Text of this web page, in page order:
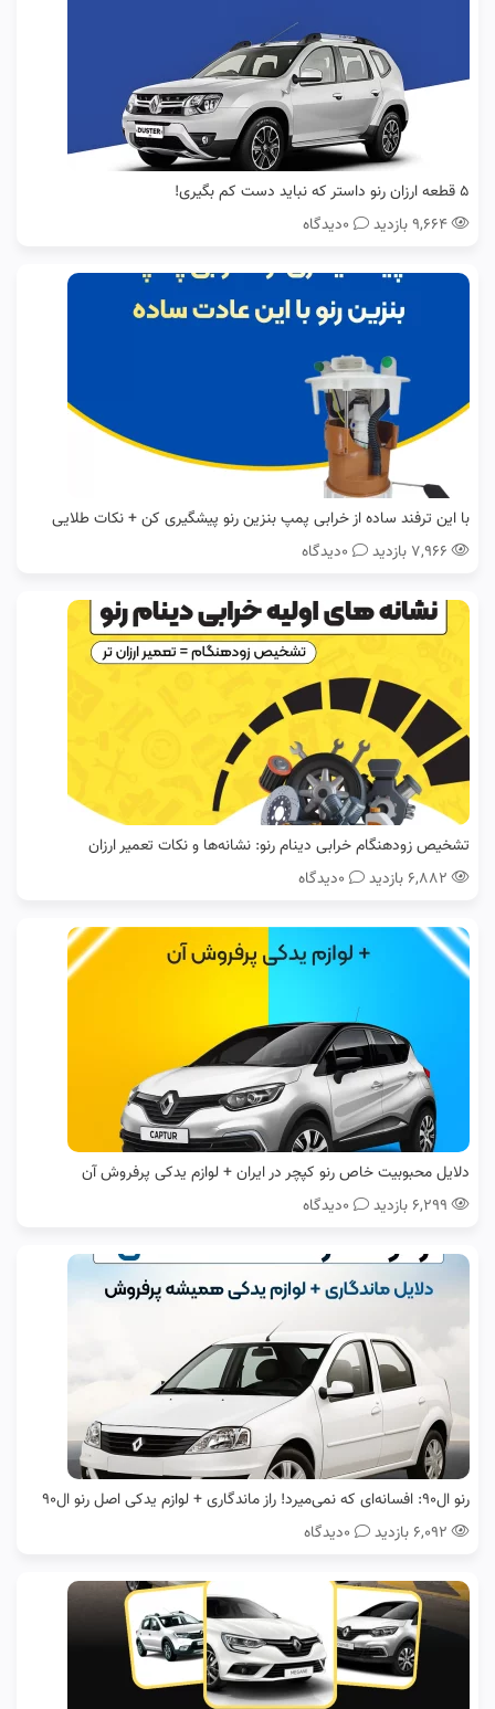
5 قطعه ارزان رنو داستر که نباید دست کم بگیری!
۹,۶۶۴ بازدید
0دیدگاه
با این ترفند ساده از خرابی پمپ بنزین رنو پیشگیری کن + نکات طلایی
۷,۹۶۶ بازدید
0دیدگاه
تشخیص زودهنگام خرابی دینام رنو: نشانه‌ها و نکات تعمیر ارزان
۶,۸۸۲ بازدید
0دیدگاه
دلایل محبوبیت خاص رنو کپچر در ایران + لوازم یدکی پرفروش آن
۶,۲۹۹ بازدید
0دیدگاه
رنو ال۹۰: افسانه‌ای که نمی‌میرد! راز ماندگاری + لوازم یدکی اصل رنو ال90
۶,۰۹۲ بازدید
0دیدگاه